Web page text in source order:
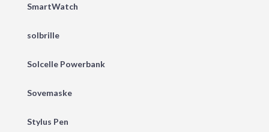
SmartWatch
solbrille
Solcelle Powerbank
Sovemaske
Stylus Pen